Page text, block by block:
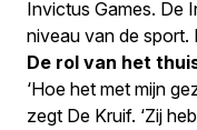
Invictus Games. De
niveau van de sport.
De rol van het
‘Hoe het met mijn
zegt De Kruif. ‘Zij